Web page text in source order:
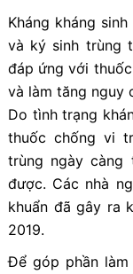
Kháng kháng
và ký sinh trùng
đáp ứng với
và làm tăng nguy
Do tình trạng
thuốc chống vi
trùng ngày
được. Các nhà
khuẩn đã gây ra
2019.
Để góp phần làm